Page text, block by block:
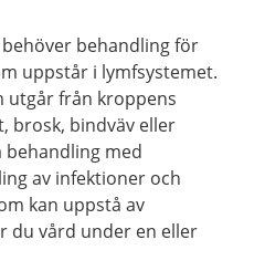
behandling för
uppstår i lymfsystemet.
utgår från kroppens
brosk, bindväv eller
behandling med
av infektioner och
kan uppstå av
du vård under en eller